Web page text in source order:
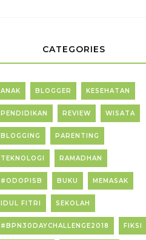
CATEGORIES
ANAK BLOGGER KESEHATAN
PENDIDIKAN REVIEW WISATA
BLOGGING PARENTING
TEKNOLOGI RAMADHAN
#ODOPISB BUKU MEMASAK
IDUL FITRI SEKOLAH
#BPN30DAYCHALLENGE2018 FIKSI